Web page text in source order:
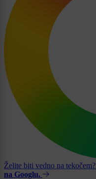
Želite biti vedno na tekočem?
na Googlu.